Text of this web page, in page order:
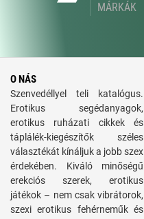
MÁRKÁK
O NÁS
Szenvedéllyel teli katalógus.
Erotikus segédanyagok,
erotikus ruházati cikkek és
táplálék-kiegészítők széles
választékát kínáljuk a jobb szex
érdekében. Kiváló minőségű
erekciós szerek, erotikus
játékok – nem csak vibrátorok,
szexi erotikus fehérneműk és